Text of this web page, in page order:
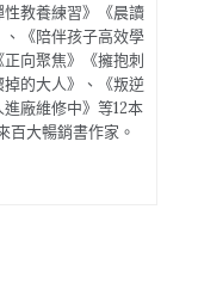
教養練習》《晨讀
《陪伴孩子高效學
向聚焦》《擁抱刺
的大人》、《叛逆
廠維修中》等12本
百大暢銷書作家。